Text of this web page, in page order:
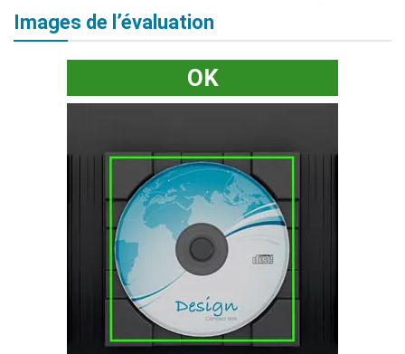
Images de l’évaluation
OK